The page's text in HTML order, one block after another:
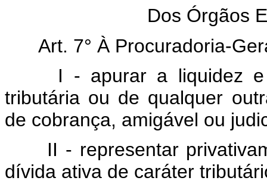
Dos Órgãos
Art. 7° À Procuradoria-
I - apurar a liquidez
tributária ou de qualquer
de cobrança, amigável ou
II - representar
dívida ativa de caráter